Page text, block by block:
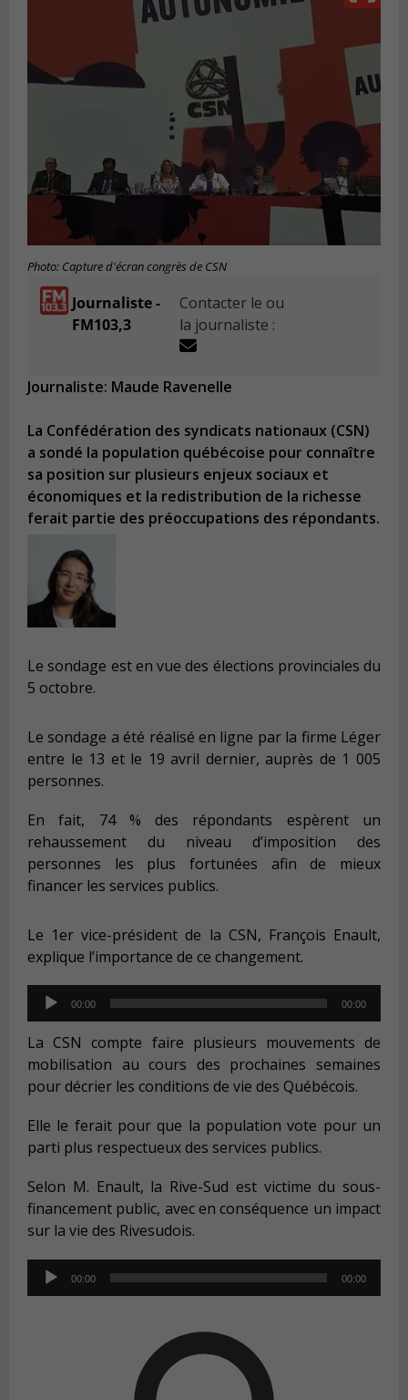
Photo: Capture d'écran congrès de CSN
Journaliste -
FM103,3
Contacter le ou
la journaliste :
Journaliste: Maude Ravenelle
La Confédération des syndicats nationaux (CSN)
a sondé la population québécoise pour connaître
sa position sur plusieurs enjeux sociaux et
économiques et la redistribution de la richesse
ferait partie des préoccupations des répondants.
Le sondage est en vue des élections provinciales du
5 octobre.
Le sondage a été réalisé en ligne par la firme Léger
entre le 13 et le 19 avril dernier, auprès de 1 005
personnes.
En fait, 74 % des répondants espèrent un
rehaussement du niveau d’imposition des
personnes les plus fortunées afin de mieux
financer les services publics.
Le 1er vice-président de la CSN, François Enault,
explique l’importance de ce changement.
Audio
Player
00:00 00:00
La CSN compte faire plusieurs mouvements de
mobilisation au cours des prochaines semaines
pour décrier les conditions de vie des Québécois.
Elle le ferait pour que la population vote pour un
parti plus respectueux des services publics.
Selon M. Enault, la Rive-Sud est victime du sous-
financement public, avec en conséquence un impact
sur la vie des Rivesudois.
Audio
Player
00:00 00:00